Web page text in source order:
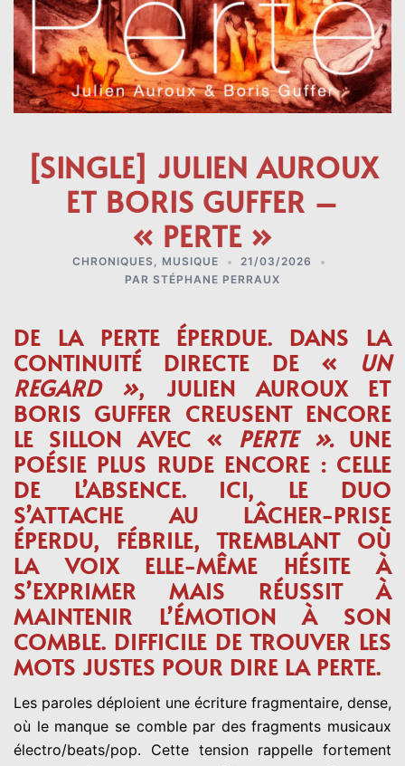
[SINGLE] JULIEN AUROUX
ET BORIS GUFFER –
« PERTE »
CHRONIQUES , MUSIQUE
21/03/2026
PAR STÉPHANE PERRAUX
DE LA PERTE ÉPERDUE. DANS LA
CONTINUITÉ DIRECTE DE « UN
REGARD », JULIEN AUROUX ET
BORIS GUFFER CREUSENT ENCORE
LE SILLON AVEC « PERTE ».UNE
POÉSIE PLUS RUDE ENCORE : CELLE
DE L’ABSENCE. ICI, LE DUO
S’ATTACHE AU LÂCHER-PRISE
ÉPERDU, FÉBRILE, TREMBLANT OÙ
LA VOIX ELLE-MÊME HÉSITE À
S’EXPRIMER MAIS RÉUSSIT À
MAINTENIR L’ÉMOTION À SON
COMBLE. DIFFICILE DE TROUVER LES
MOTS JUSTES POUR DIRE LA PERTE.
Les paroles déploient une écriture fragmentaire, dense,
où le manque se comble par des fragments musicaux
électro/beats/pop. Cette tension rappelle fortement